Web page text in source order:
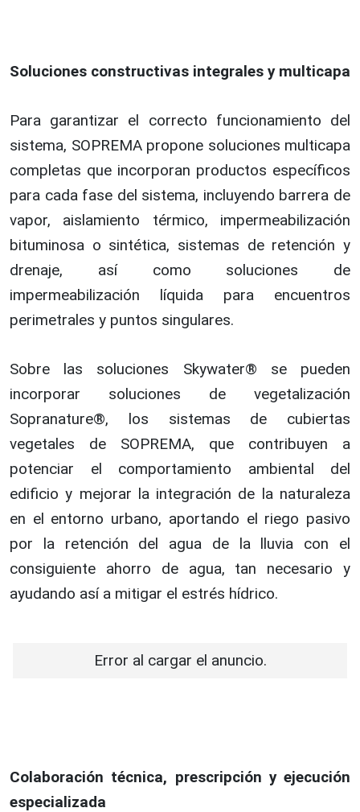
Soluciones constructivas integrales y multicapa
Para garantizar el correcto funcionamiento del
sistema, SOPREMA propone soluciones multicapa
completas que incorporan productos específicos
para cada fase del sistema, incluyendo barrera de
vapor, aislamiento térmico, impermeabilización
bituminosa o sintética, sistemas de retención y
drenaje, así como soluciones de
impermeabilización líquida para encuentros
perimetrales y puntos singulares.
Sobre las soluciones Skywater® se pueden
incorporar soluciones de vegetalización
Sopranature®, los sistemas de cubiertas
vegetales de SOPREMA, que contribuyen a
potenciar el comportamiento ambiental del
edificio y mejorar la integración de la naturaleza
en el entorno urbano, aportando el riego pasivo
por la retención del agua de la lluvia con el
consiguiente ahorro de agua, tan necesario y
ayudando así a mitigar el estrés hídrico.
Error al cargar el anuncio.
Colaboración técnica, prescripción y ejecución
especializada